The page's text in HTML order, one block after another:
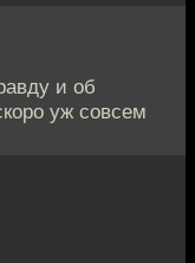
и об
уж совсем